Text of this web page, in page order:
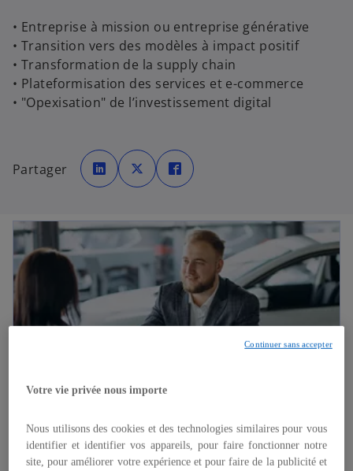
• Entreprise à mission ou entreprise générative
• Transition vers des modèles à impact positif
• Transformation de la supply chain
• Plateformisation des services et e-commerce
• "Opexisation" de l’investissement digital
Partager ’
o
u
d
a
n
n
o
u
l
’
o
u
d
a
s
u
o
u
v
e
l
’
o
d
a
n
s
u
n
n
o
u
v
l
insights
Transformer la distribution automobile à
Votre vie privée nous importe
Nous utilisons des cookies et des technologies similaires pour vous
identifier et identifier vos appareils, pour faire fonctionner notre
site, pour améliorer votre expérience et pour faire de la publicité et
Continuer sans accepter